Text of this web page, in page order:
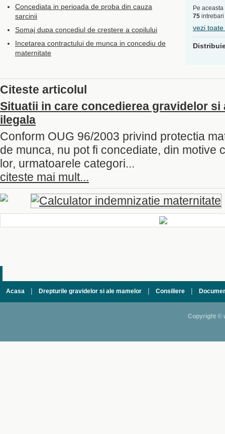
Concediata in perioada de proba din cauza
sarcinii
Somaj dupa concediul de crestere a copilului
Incetarea contractului de munca in concediu de
maternitate
Pe
75
vezi
Citeste articolul
Situatii in care concedierea gravidelor si
ilegala
Conform OUG 96/2003 privind protectia
de munca, nu pot fi concediate, din motive
lor, urmatoarele categori...
citeste mai mult...
Acasa |Drepturile gravidelor si ale mamelor |Consiliere |
Copyright ©